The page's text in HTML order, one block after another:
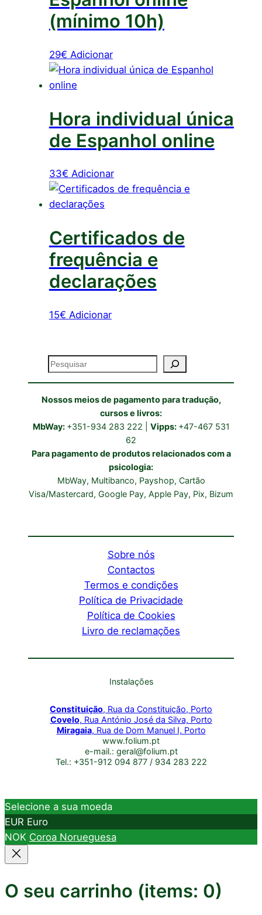
(mínimo 10h)
29€ Adicionar
Hora individual única
de Espanhol online
33€ Adicionar
Certificados de
frequência e
declarações
15€ Adicionar
Pesquisar
Nossos meios de pagamento para tradução,
cursos e livros:
MbWay: +351-934 283 222 | Vipps: +47-467 531
62
Para pagamento de produtos relacionados com a
psicologia:
MbWay, Multibanco, Payshop, Cartão
Visa/Mastercard, Google Pay, Apple Pay, Pix, Bizum
Sobre nós
Contactos
Termos e condições
Política de Privacidade
Política de Cookies
Livro de reclamações
Instalações
Constituição, Rua da Constituição, Porto
Covelo, Rua António José da Silva, Porto
Miragaia, Rua de Dom Manuel I, Porto
www.folium.pt
e-mail.: geral@folium.pt
Tel.: +351-912 094 877 / 934 283 222
Selecione a sua moeda
EUR Euro
NOK Coroa Norueguesa
O seu carrinho (items: 0)